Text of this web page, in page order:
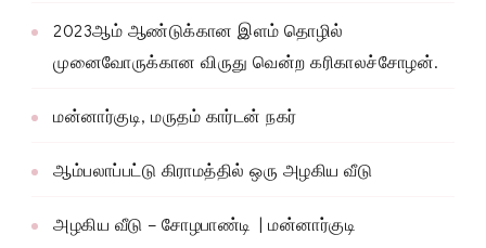
2023ஆம் ஆண்டுக்கான இளம் தொழில்
முனைவோருக்கான விருது வென்ற கரிகாலச்சோழன்.
மன்னார்குடி, மருதம் கார்டன் நகர்
ஆம்பலாப்பட்டு கிராமத்தில் ஒரு அழகிய வீடு
அழகிய வீடு – சோழபாண்டி | மன்னார்குடி